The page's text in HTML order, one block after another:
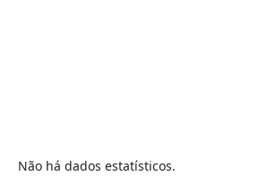
Não há dados estatísticos.